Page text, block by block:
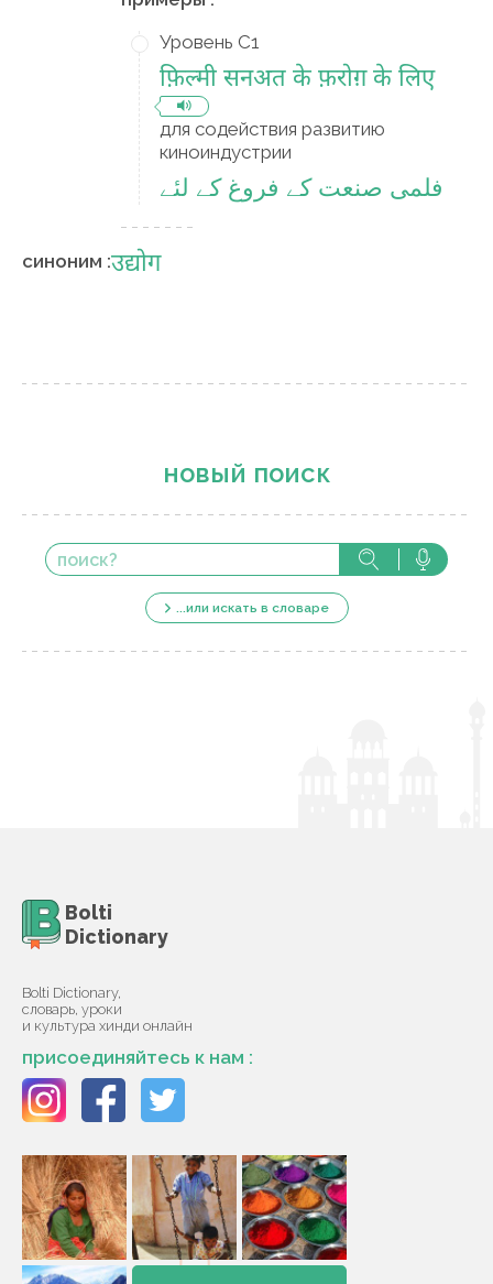
Уровень C1
फ़िल्मी सनअत के फ़रोग़ के लिए
для содействия развитию
киноиндустрии
فلمی صنعت کے فروغ کے لئے
синоним :उद्योग
новый поиск
...или искать в словаре
Bolti
Dictionary
Bolti Dictionary,
словарь, уроки
и культура хинди онлайн
присоединяйтесь к нам :